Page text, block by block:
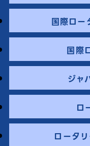
国際ロ
国際
ジャ
ロ
ロータ